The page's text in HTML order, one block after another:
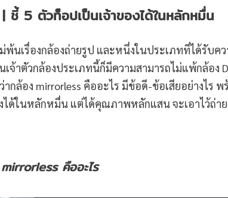
| ชี้ 5 ตัวท็อปเป็นเจ้าของได้ในหลักหมื่น
นเรื่องกล้องถ่ายรูป และหนึ่งในประเภทที่ได้รับค
จ้าตัวกล้องประเภทนี้ก็มีความสามารถไม่แพ้กล้อง
กล้อง mirrorless คืออะไร มีข้อดี-ข้อเสียอย่างไร พ
ได้ในหลักหมื่น แต่ได้คุณภาพหลักแสน จะเอาไว้ถ่า
mirrorlessคืออะไร